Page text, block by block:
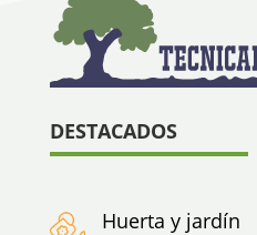
DESTACADOS
Huerta y jardín